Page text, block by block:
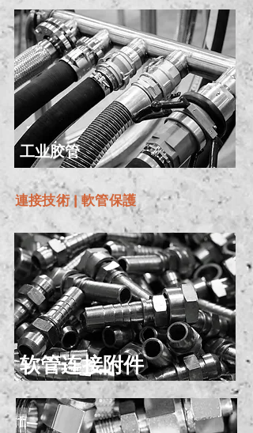
工业胶管
連接技術 | 軟管保護
软管连接附件